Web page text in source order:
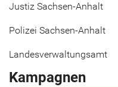
Justiz Sachsen-Anhalt
Polizei Sachsen-Anhalt
Landesverwaltungsamt
Kampagnen